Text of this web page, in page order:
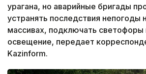
урагана, но аварийные бригады
устранять последствия непогоды
массивах, подключать светофоры
освещение, передает
Kazinform.